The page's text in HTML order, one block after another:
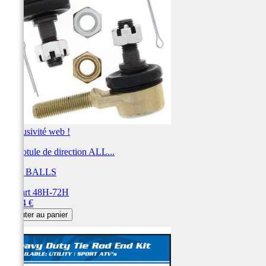
Exclusivité web !
Kit rotule de direction ALL...
ALL BALLS
Départ 48H-72H
63,94 €
Ajouter au panier